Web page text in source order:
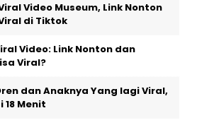
Video Museum, Link Nonton
di Tiktok
Video: Link Nonton dan
Viral?
dan Anaknya Yang lagi Viral,
18 Menit